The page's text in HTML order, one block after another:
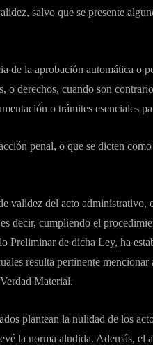
salvo que se presente
de la aprobación automática o
o derechos, cuando son
o trámites esenciales
penal, o que se dicten
validez del acto administrativo,
decir, cumpliendo el
de dicha Ley, ha
resulta pertinente mencionar
Material.
plantean la nulidad de los
la norma aludida. Además, el